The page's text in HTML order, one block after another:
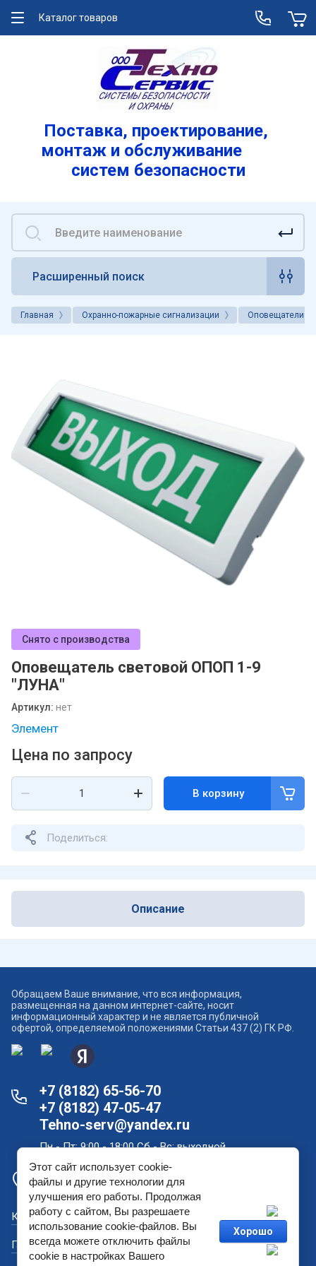
Реквизиты
Каталог товаров
Поставка, проектирование,
монтаж и обслуживание
систем безопасности
Расширенный поиск
Главная Охранно-пожарные сигнализации Оповещатели
Снято с производства
Оповещатель световой ОПОП 1-9
"ЛУНА"
Артикул: нет
Элемент
Цена по запросу
В корзину
Поделиться:
Описание
Обращаем Ваше внимание, что вся информация,
размещенная на данном интернет-сайте, носит
информационный характер и не является публичной
офертой, определяемой положениями Статьи 437 (2) ГК РФ.
+7 (8182) 65-56-70
+7 (8182) 47-05-47
Tehno-serv@yandex.ru
Пн - Пт: 9:00 - 18:00 Сб - Вс: выходной
Офис продаж и склад в Архангельске: проспект
Новгородский, дом 181
Как купить?
Гарантийный ремонт
Этот сайт использует cookie-
файлы и другие технологии для
улучшения его работы. Продолжая
работу с сайтом, Вы разрешаете
использование cookie-файлов. Вы
всегда можете отключить файлы
cookie в настройках Вашего
Хорошо